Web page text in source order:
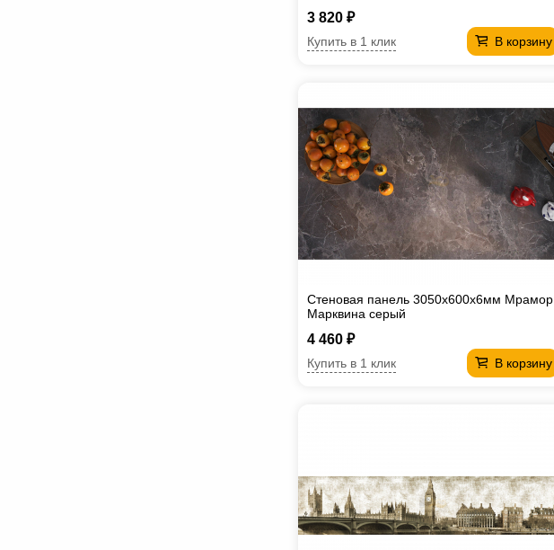
3 820 ₽
В корзину
Купить в 1 клик
Стеновая панель 3050х600х6мм Мрамор
Марквина серый
4 460 ₽
В корзину
Купить в 1 клик